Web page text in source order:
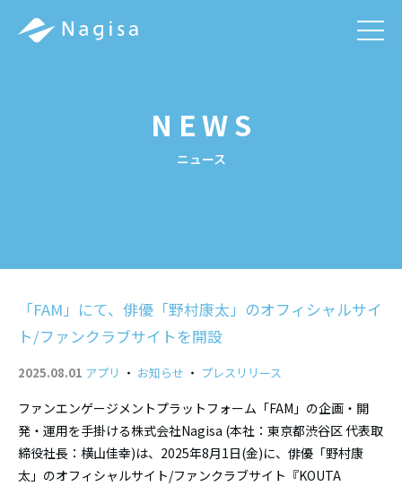
NEWS
ニュース
「FAM」にて、俳優「野村康太」のオフィシャルサイ
ト/ファンクラブサイトを開設
2025.08.01 アプリ ・ お知らせ ・ プレスリリース
ファンエンゲージメントプラットフォーム「FAM」の企画・開
発・運用を手掛ける株式会社Nagisa (本社：東京都渋谷区 代表取
締役社長：横山佳幸)は、2025年8月1日(金)に、俳優「野村康
太」のオフィシャルサイト/ファンクラブサイト『KOUTA